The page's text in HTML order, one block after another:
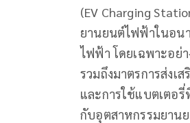
(EV Charging
ยานยนต์ไฟฟ้าในอน
ไฟฟ้า โดยเฉพาะอย่
รวมถึงมาตรการส่ง
และการใช้แบตเตอ
กับอุตสาหกรรมยาน